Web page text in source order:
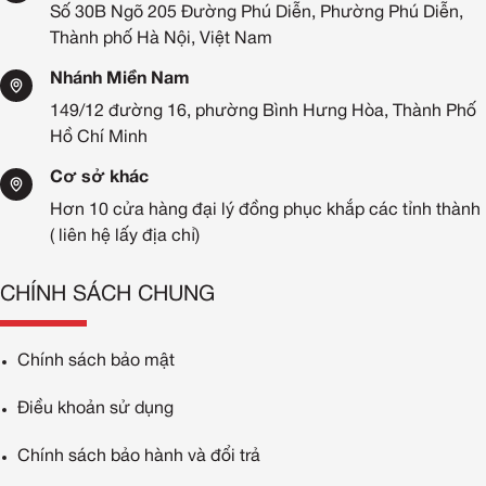
Đồng phục team building thường được sử dụng cho các hoạt
động du lịch thường niên của doanh nghiệp
các hoạt động team building:
Thúc đẩy tinh thần đoàn kết, năng lượng của
khác biệt về cấp bậc, vị trí, tạo cảm giác bình đẳng và
kết sẽ được đẩy lên cao
building được xem là đặc điểm nhận diện của tổ chức để
giúp mọi người dễ nhận ra nhau. Nếu có nhiều đội thi
Số 30B Ngõ 205 Đường Phú Diễn, Phường Phú Diễn,
Thành phố Hà Nội, Việt Nam
Nhánh Miền Nam
149/12 đường 16, phường Bình Hưng Hòa, Thành Phố
Hồ Chí Minh
Cơ sở khác
Hơn 10 cửa hàng đại lý đồng phục khắp các tỉnh thành
( liên hệ lấy địa chỉ)
CHÍNH SÁCH CHUNG
Chính sách bảo mật
Điều khoản sử dụng
Chính sách bảo hành và đổi trả